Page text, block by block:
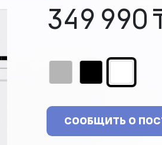
349 990
СООБЩИТЬ О